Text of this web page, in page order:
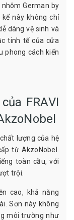
German by
này không chỉ
dàng vệ sinh và
tinh tế của cửa
phong cách kiến
FRAVI
lượng của hệ
từ AkzoNobel.
toàn cầu, với
trội.
cao, khả năng
Sơn này không
môi trường như